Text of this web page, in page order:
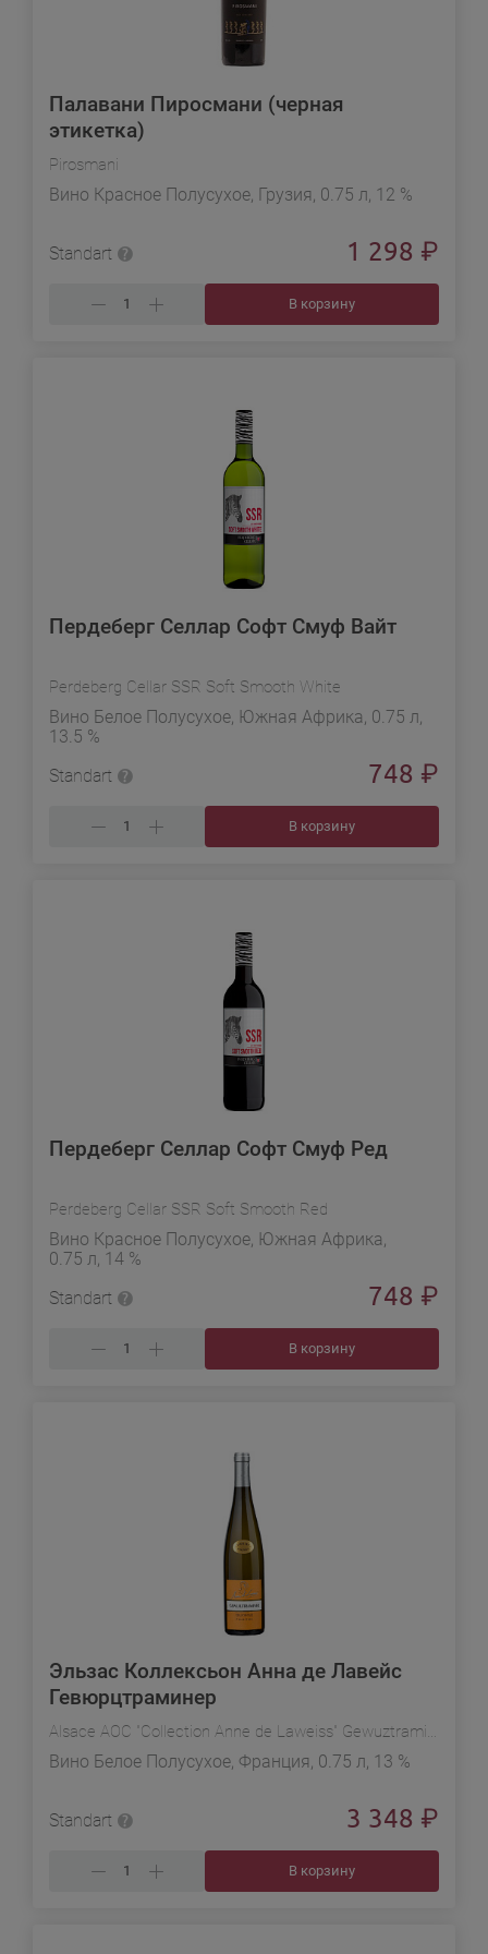
Палавани Пиросмани (черная
этикетка)
Pirosmani
Вино Красное Полусухое, Грузия, 0.75 л, 12 %
Standart 1 298 ₽
В корзину
Пердеберг Селлар Софт Смуф Вайт
Perdeberg Cellar SSR Soft Smooth White
Вино Белое Полусухое, Южная Африка, 0.75 л,
13.5 %
Standart
748 ₽
В корзину
Пердеберг Селлар Софт Смуф Ред
Perdeberg Cellar SSR Soft Smooth Red
Вино Красное Полусухое, Южная Африка,
0.75 л, 14 %
Standart
748 ₽
В корзину
Эльзас Коллексьон Анна де Лавейс
Гевюрцтраминер
Alsace AOC "Collection Anne de Laweiss" Gewuztraminer
Вино Белое Полусухое, Франция, 0.75 л, 13 %
Standart 3 348 ₽
В корзину